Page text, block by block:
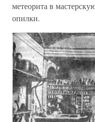
метеорита в
опилки.